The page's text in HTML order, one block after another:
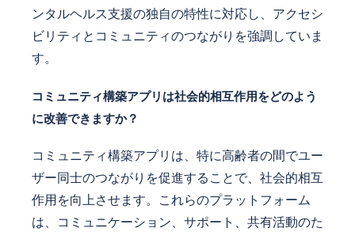
ンタルヘルス支援の独自の特性に対応し、アクセシ
ビリティとコミュニティのつながりを強調していま
す。
コミュニティ構築アプリは社会的相互作用をどのよう
に改善できますか？
コミュニティ構築アプリは、特に高齢者の間でユー
ザー同士のつながりを促進することで、社会的相互
作用を向上させます。これらのプラットフォーム
は、コミュニケーション、サポート、共有活動のた